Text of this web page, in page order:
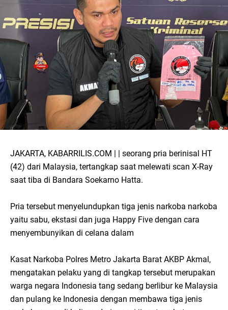
JAKARTA, KABARRILIS.COM | | seorang pria berinisal HT
(42) dari Malaysia, tertangkap saat melewati scan X-Ray
saat tiba di Bandara Soekarno Hatta.
Pria tersebut menyelundupkan tiga jenis narkoba narkoba
yaitu sabu, ekstasi dan juga Happy Five dengan cara
menyembunyikan di celana dalam
Kasat Narkoba Polres Metro Jakarta Barat AKBP Akmal,
mengatakan pelaku yang di tangkap tersebut merupakan
warga negara Indonesia tang sedang berlibur ke Malaysia
dan pulang ke Indonesia dengan membawa tiga jenis